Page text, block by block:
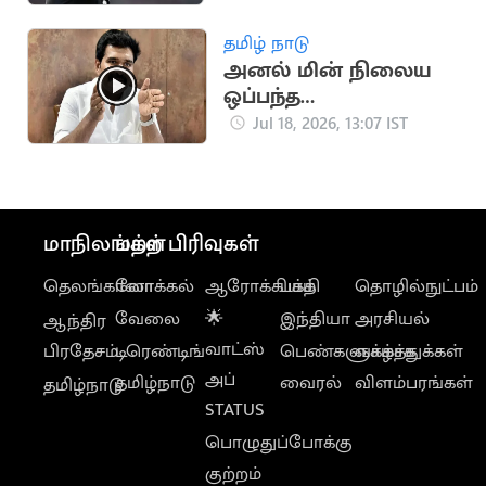
வின்சிச் தேர்வு
தமிழ் நாடு
அனல் மின் நிலைய
ஒப்பந்த
தொழிலாளர்களுக்கு
வேண்டுகோள்
Jul 18, 2026, 13:07 IST
மாநிலங்கள்
தெலங்கானா
ஆந்திர
பிரதேசம்
தமிழ்நாடு
மற்ற பிரிவுகள்
லோக்கல்
வேலை
டிரெண்டிங்
தமிழ்நாடு
ஆரோக்கியம்
🌟
வாட்ஸ்
அப்
STATUS
பொழுதுப்போக்கு
குற்றம்
பக்தி
இந்தியா
பெண்களுக்காக
வைரல்
தொழில்நுட்பம்
அரசியல்
வாழ்த்துக்கள்
விளம்பரங்கள்